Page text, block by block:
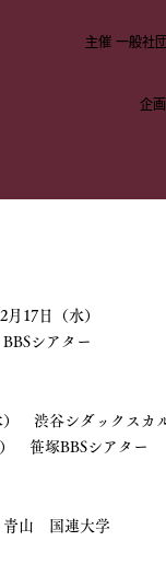
主催 一般社
企
月17日（水）
シアター
） 渋谷シダックスカ
） 笹塚BBSシアター
青山 国連大学